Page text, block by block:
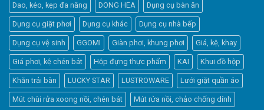
Dao, kéo, kẹp đa năng DONG HEA Dụng cụ bàn ăn
Dụng cụ giặt phơi Dụng cụ khác Dụng cụ nhà bếp
Dụng cụ vệ sinh GGOMI Giàn phơi, khung phơi Giá, kệ, khay
Giá phơi, kệ chén bát Hộp đựng thực phẩm KAI Khui đồ hộp
Khăn trải bàn LUCKY STAR LUSTROWARE Lưới giặt quần áo
Mút chùi rửa xoong nồi, chén bát Mút rửa nồi, chảo chống dính
Elfsight
Typically replies within a day